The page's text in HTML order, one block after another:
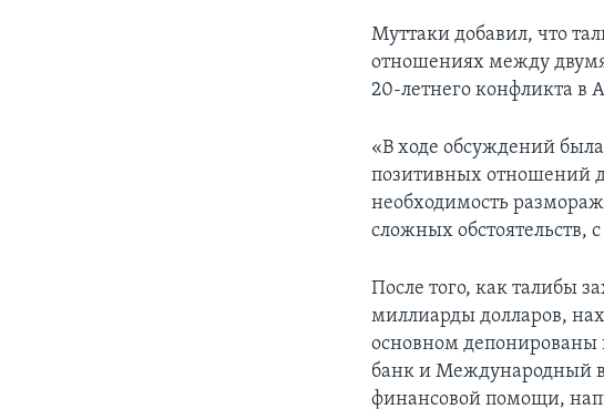
Муттаки добавил, что
отношениях между
20-летнего конфликта в
«В ходе обсуждений
позитивных отношений
необходимость
сложных обстоятельств,
После того, как талибы
миллиарды долларов,
основном
банк и Международный
финансовой помощи,